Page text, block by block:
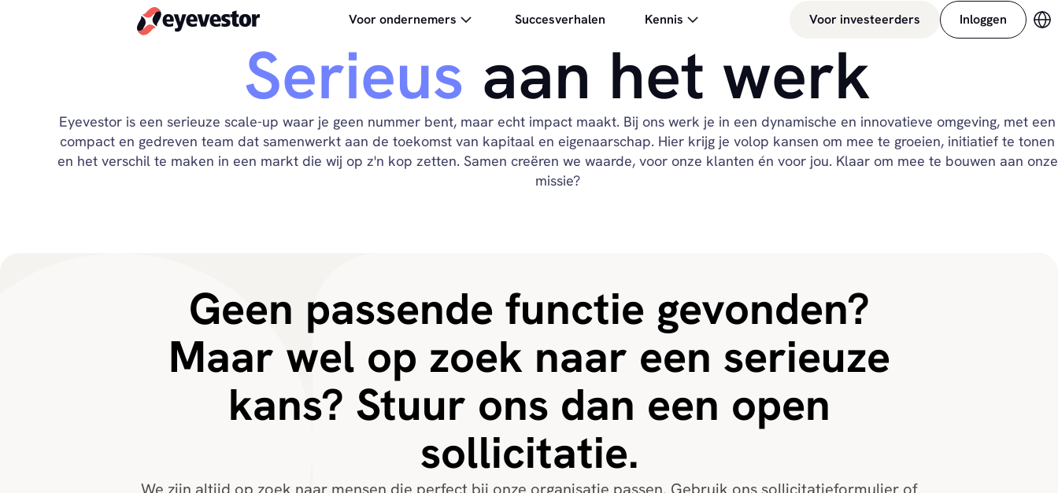
Voor ondernemers Succesverhalen Kennis Voor investeerders Inloggen
Serieus aan het werk
Eyevestor is een serieuze scale-up waar je geen nummer bent, maar echt impact maakt. Bij ons werk je in een dynamische en innovatieve omgeving, met een
compact en gedreven team dat samenwerkt aan de toekomst van kapitaal en eigenaarschap. Hier krijg je volop kansen om mee te groeien, initiatief te tonen
en het verschil te maken in een markt die wij op z'n kop zetten. Samen creëren we waarde, voor onze klanten én voor jou. Klaar om mee te bouwen aan onze
missie?
Geen passende functie gevonden?
Maar wel op zoek naar een serieuze
kans? Stuur ons dan een open
sollicitatie.